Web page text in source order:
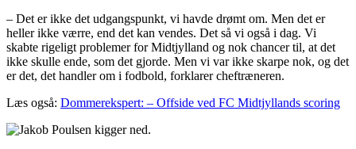
– Det er ikke det udgangspunkt, vi havde drømt om. Men det er
heller ikke værre, end det kan vendes. Det så vi også i dag. Vi
skabte rigeligt problemer for Midtjylland og nok chancer til, at det
ikke skulle ende, som det gjorde. Men vi var ikke skarpe nok, og det
er det, det handler om i fodbold, forklarer cheftræneren.
Læs også: Dommerekspert: – Offside ved FC Midtjyllands scoring